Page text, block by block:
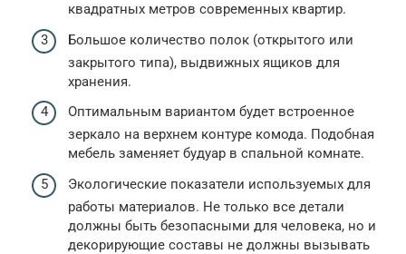
квадратных метров современных квартир.
Большое количество полок (открытого или
закрытого типа), выдвижных ящиков для
хранения.
Оптимальным вариантом будет встроенное
зеркало на верхнем контуре комода. Подобная
мебель заменяет будуар в спальной комнате.
Экологические показатели используемых для
работы материалов. Не только все детали
должны быть безопасными для человека, но и
декорирующие составы не должны вызывать